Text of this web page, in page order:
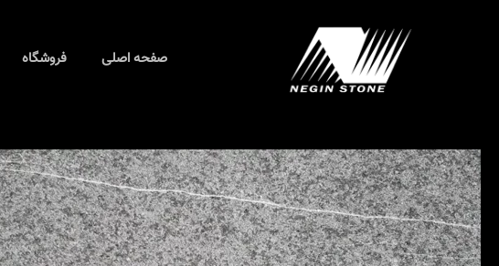
صفحه اصلی فروشگاه